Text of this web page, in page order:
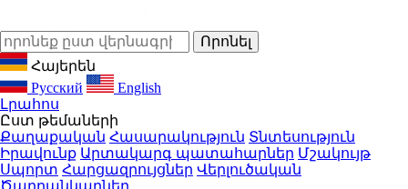
Հայերեն
Русский
English
Լրահոս
Ըստ թեմաների
Քաղաքական Հասարակություն Տնտեսություն
Իրավունք Արտակարգ պատահարներ Մշակույթ
Սպորտ Հարցազրույցներ Վերլուծական
Ծաղրանկարներ